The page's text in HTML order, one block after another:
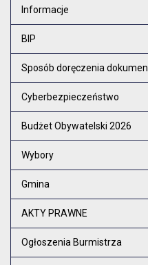
Informacje
BIP
Sposób doręczenia
Cyberbezpieczeństwo
Budżet Obywatelski 2026
Wybory
Gmina
AKTY PRAWNE
Ogłoszenia Burmistrza